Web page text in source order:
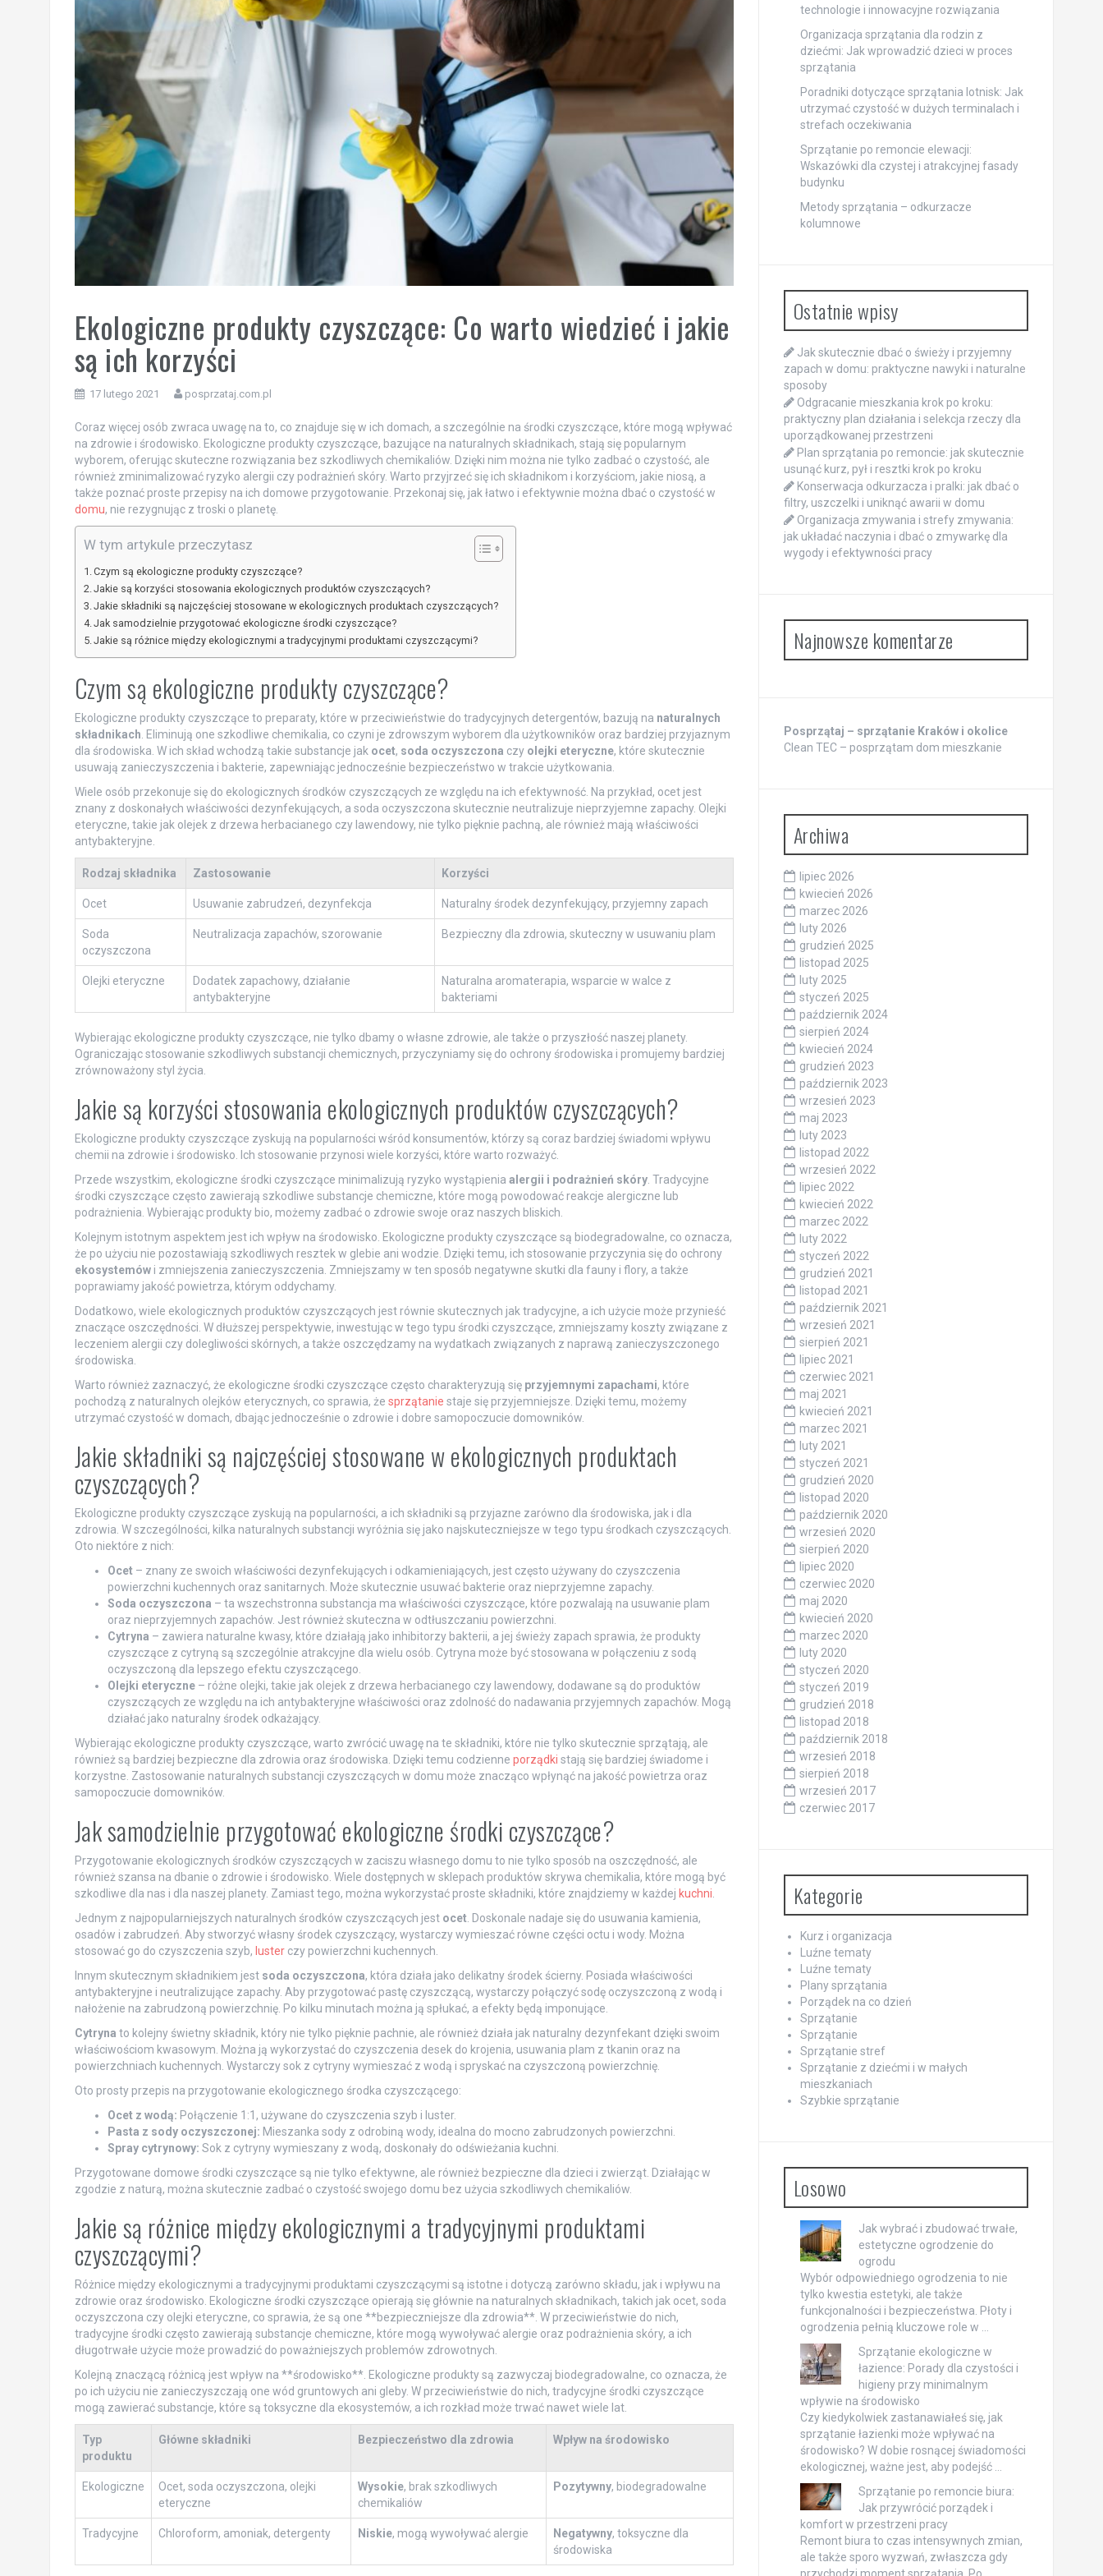
Ekologiczne produkty czyszczące: Co warto wiedzieć i jakie
są ich korzyści
17 lutego 2021 posprzataj.com.pl
Coraz więcej osób zwraca uwagę na to, co znajduje się w ich domach, a szczególnie na środki czyszczące, które mogą wpływać
na zdrowie i środowisko. Ekologiczne produkty czyszczące, bazujące na naturalnych składnikach, stają się popularnym
wyborem, oferując skuteczne rozwiązania bez szkodliwych chemikaliów. Dzięki nim można nie tylko zadbać o czystość, ale
również zminimalizować ryzyko alergii czy podrażnień skóry. Warto przyjrzeć się ich składnikom i korzyściom, jakie niosą, a
także poznać proste przepisy na ich domowe przygotowanie. Przekonaj się, jak łatwo i efektywnie można dbać o czystość w
domu, nie rezygnując z troski o planetę.
W tym artykule przeczytasz
Czym są ekologiczne produkty czyszczące?
Jakie są korzyści stosowania ekologicznych produktów czyszczących?
Jakie składniki są najczęściej stosowane w ekologicznych produktach czyszczących?
Jak samodzielnie przygotować ekologiczne środki czyszczące?
Jakie są różnice między ekologicznymi a tradycyjnymi produktami czyszczącymi?
Czym są ekologiczne produkty czyszczące?
Ekologiczne produkty czyszczące to preparaty, które w przeciwieństwie do tradycyjnych detergentów, bazują na naturalnych
składnikach . Eliminują one szkodliwe chemikalia, co czyni je zdrowszym wyborem dla użytkowników oraz bardziej przyjaznym
dla środowiska. W ich skład wchodzą takie substancje jak ocet, soda oczyszczona czy olejki eteryczne, które skutecznie
usuwają zanieczyszczenia i bakterie, zapewniając jednocześnie bezpieczeństwo w trakcie użytkowania.
Wiele osób przekonuje się do ekologicznych środków czyszczących ze względu na ich efektywność. Na przykład, ocet jest
znany z doskonałych właściwości dezynfekujących, a soda oczyszczona skutecznie neutralizuje nieprzyjemne zapachy. Olejki
eteryczne, takie jak olejek z drzewa herbacianego czy lawendowy, nie tylko pięknie pachną, ale również mają właściwości
antybakteryjne.
Rodzaj składnika Zastosowanie Korzyści
Ocet Usuwanie zabrudzeń, dezynfekcja Naturalny środek dezynfekujący, przyjemny zapach
Soda
oczyszczona
Neutralizacja zapachów, szorowanie Bezpieczny dla zdrowia, skuteczny w usuwaniu plam
Olejki eteryczne
Dodatek zapachowy, działanie
antybakteryjne
Naturalna aromaterapia, wsparcie w walce z
bakteriami
Wybierając ekologiczne produkty czyszczące, nie tylko dbamy o własne zdrowie, ale także o przyszłość naszej planety.
Ograniczając stosowanie szkodliwych substancji chemicznych, przyczyniamy się do ochrony środowiska i promujemy bardziej
zrównoważony styl życia.
Jakie są korzyści stosowania ekologicznych produktów czyszczących?
Ekologiczne produkty czyszczące zyskują na popularności wśród konsumentów, którzy są coraz bardziej świadomi wpływu
chemii na zdrowie i środowisko. Ich stosowanie przynosi wiele korzyści, które warto rozważyć.
Przede wszystkim, ekologiczne środki czyszczące minimalizują ryzyko wystąpienia alergii i podrażnień skóry. Tradycyjne
środki czyszczące często zawierają szkodliwe substancje chemiczne, które mogą powodować reakcje alergiczne lub
podrażnienia. Wybierając produkty bio, możemy zadbać o zdrowie swoje oraz naszych bliskich.
Kolejnym istotnym aspektem jest ich wpływ na środowisko. Ekologiczne produkty czyszczące są biodegradowalne, co oznacza,
że po użyciu nie pozostawiają szkodliwych resztek w glebie ani wodzie. Dzięki temu, ich stosowanie przyczynia się do ochrony
ekosystemówi zmniejszenia zanieczyszczenia. Zmniejszamy w ten sposób negatywne skutki dla fauny i flory, a także
poprawiamy jakość powietrza, którym oddychamy.
Dodatkowo, wiele ekologicznych produktów czyszczących jest równie skutecznych jak tradycyjne, a ich użycie może przynieść
znaczące oszczędności. W dłuższej perspektywie, inwestując w tego typu środki czyszczące, zmniejszamy koszty związane z
leczeniem alergii czy dolegliwości skórnych, a także oszczędzamy na wydatkach związanych z naprawą zanieczyszczonego
środowiska.
Warto również zaznaczyć, że ekologiczne środki czyszczące często charakteryzują się przyjemnymi zapachami, które
pochodzą z naturalnych olejków eterycznych, co sprawia, że sprzątanie staje się przyjemniejsze. Dzięki temu, możemy
utrzymać czystość w domach, dbając jednocześnie o zdrowie i dobre samopoczucie domowników.
Jakie składniki są najczęściej stosowane w ekologicznych produktach
czyszczących?
Ekologiczne produkty czyszczące zyskują na popularności, a ich składniki są przyjazne zarówno dla środowiska, jak i dla
zdrowia. W szczególności, kilka naturalnych substancji wyróżnia się jako najskuteczniejsze w tego typu środkach czyszczących.
Oto niektóre z nich:
Ocet– znany ze swoich właściwości dezynfekujących i odkamieniających, jest często używany do czyszczenia
powierzchni kuchennych oraz sanitarnych. Może skutecznie usuwać bakterie oraz nieprzyjemne zapachy.
Soda oczyszczona – ta wszechstronna substancja ma właściwości czyszczące, które pozwalają na usuwanie plam
oraz nieprzyjemnych zapachów. Jest również skuteczna w odtłuszczaniu powierzchni.
Cytryna – zawiera naturalne kwasy, które działają jako inhibitorzy bakterii, a jej świeży zapach sprawia, że produkty
czyszczące z cytryną są szczególnie atrakcyjne dla wielu osób. Cytryna może być stosowana w połączeniu z sodą
oczyszczoną dla lepszego efektu czyszczącego.
Olejki eteryczne– różne olejki, takie jak olejek z drzewa herbacianego czy lawendowy, dodawane są do produktów
czyszczących ze względu na ich antybakteryjne właściwości oraz zdolność do nadawania przyjemnych zapachów. Mogą
działać jako naturalny środek odkażający.
Wybierając ekologiczne produkty czyszczące, warto zwrócić uwagę na te składniki, które nie tylko skutecznie sprzątają, ale
również są bardziej bezpieczne dla zdrowia oraz środowiska. Dzięki temu codzienne porządki stają się bardziej świadome i
korzystne. Zastosowanie naturalnych substancji czyszczących w domu może znacząco wpłynąć na jakość powietrza oraz
samopoczucie domowników.
Jak samodzielnie przygotować ekologiczne środki czyszczące?
Przygotowanie ekologicznych środków czyszczących w zaciszu własnego domu to nie tylko sposób na oszczędność, ale
również szansa na dbanie o zdrowie i środowisko. Wiele dostępnych w sklepach produktów skrywa chemikalia, które mogą być
szkodliwe dla nas i dla naszej planety. Zamiast tego, można wykorzystać proste składniki, które znajdziemy w każdej kuchni
Jednym z najpopularniejszych naturalnych środków czyszczących jest ocet. Doskonale nadaje się do usuwania kamienia,
osadów i zabrudzeń. Aby stworzyć własny środek czyszczący, wystarczy wymieszać równe części octu i wody. Można
stosować go do czyszczenia szyb, lusterczy powierzchni kuchennych.
Innym skutecznym składnikiem jest soda oczyszczona, która działa jako delikatny środek ścierny. Posiada właściwości
antybakteryjne i neutralizujące zapachy. Aby przygotować pastę czyszczącą, wystarczy połączyć sodę oczyszczoną z wodą i
nałożenie na zabrudzoną powierzchnię. Po kilku minutach można ją spłukać, a efekty będą imponujące.
Cytryna to kolejny świetny składnik, który nie tylko pięknie pachnie, ale również działa jak naturalny dezynfekant dzięki swoim
właściwościom kwasowym. Można ją wykorzystać do czyszczenia desek do krojenia, usuwania plam z tkanin oraz na
powierzchniach kuchennych. Wystarczy sok z cytryny wymieszać z wodą i spryskać na czyszczoną powierzchnię.
Oto prosty przepis na przygotowanie ekologicznego środka czyszczącego:
Ocet z wodą: Połączenie 1:1, używane do czyszczenia szyb i luster.
Pasta z sody oczyszczonej: Mieszanka sody z odrobiną wody, idealna do mocno zabrudzonych powierzchni.
Spray cytrynowy: Sok z cytryny wymieszany z wodą, doskonały do odświeżania kuchni.
Przygotowane domowe środki czyszczące są nie tylko efektywne, ale również bezpieczne dla dzieci i zwierząt. Działając w
zgodzie z naturą, można skutecznie zadbać o czystość swojego domu bez użycia szkodliwych chemikaliów.
Jakie są różnice między ekologicznymi a tradycyjnymi produktami
czyszczącymi?
Różnice między ekologicznymi a tradycyjnymi produktami czyszczącymi są istotne i dotyczą zarówno składu, jak i wpływu na
zdrowie oraz środowisko. Ekologiczne środki czyszczące opierają się głównie na naturalnych składnikach, takich jak ocet, soda
oczyszczona czy olejki eteryczne, co sprawia, że są one **bezpieczniejsze dla zdrowia**. W przeciwieństwie do nich,
tradycyjne środki często zawierają substancje chemiczne, które mogą wywoływać alergie oraz podrażnienia skóry, a ich
długotrwałe użycie może prowadzić do poważniejszych problemów zdrowotnych.
Kolejną znaczącą różnicą jest wpływ na **środowisko**. Ekologiczne produkty są zazwyczaj biodegradowalne, co oznacza, że
po ich użyciu nie zanieczyszczają one wód gruntowych ani gleby. W przeciwieństwie do nich, tradycyjne środki czyszczące
mogą zawierać substancje, które są toksyczne dla ekosystemów, a ich rozkład może trwać nawet wiele lat.
Typ
produktu
Główne składniki Bezpieczeństwo dla zdrowia Wpływ na środowisko
Ekologiczne
Ocet, soda oczyszczona, olejki
eteryczne
Wysokie, brak szkodliwych
chemikaliów
Pozytywny, biodegradowalne
Tradycyjne Chloroform, amoniak, detergenty Niskie, mogą wywoływać alergie Negatywny, toksyczne dla
środowiska
technologie i innowacyjne rozwiązania
Organizacja sprzątania dla rodzin z
dziećmi: Jak wprowadzić dzieci w proces
sprzątania
Poradniki dotyczące sprzątania lotnisk: Jak
utrzymać czystość w dużych terminalach i
strefach oczekiwania
Sprzątanie po remoncie elewacji:
Wskazówki dla czystej i atrakcyjnej fasady
budynku
Metody sprzątania – odkurzacze
kolumnowe
Ostatnie wpisy
Jak skutecznie dbać o świeży i przyjemny
zapach w domu: praktyczne nawyki i naturalne
sposoby
Odgracanie mieszkania krok po kroku:
praktyczny plan działania i selekcja rzeczy dla
uporządkowanej przestrzeni
Plan sprzątania po remoncie: jak skutecznie
usunąć kurz, pył i resztki krok po kroku
Konserwacja odkurzacza i pralki: jak dbać o
filtry, uszczelki i uniknąć awarii w domu
Organizacja zmywania i strefy zmywania:
jak układać naczynia i dbać o zmywarkę dla
wygody i efektywności pracy
Najnowsze komentarze
Posprzątaj – sprzątanie Kraków i okolice
Clean TEC – posprzątam dom mieszkanie
Archiwa
lipiec 2026
kwiecień 2026
marzec 2026
luty 2026
grudzień 2025
listopad 2025
luty 2025
styczeń 2025
październik 2024
sierpień 2024
kwiecień 2024
grudzień 2023
październik 2023
wrzesień 2023
maj 2023
luty 2023
listopad 2022
wrzesień 2022
lipiec 2022
kwiecień 2022
marzec 2022
luty 2022
styczeń 2022
grudzień 2021
listopad 2021
październik 2021
wrzesień 2021
sierpień 2021
lipiec 2021
czerwiec 2021
maj 2021
kwiecień 2021
marzec 2021
luty 2021
styczeń 2021
grudzień 2020
listopad 2020
październik 2020
wrzesień 2020
sierpień 2020
lipiec 2020
czerwiec 2020
maj 2020
kwiecień 2020
marzec 2020
luty 2020
styczeń 2020
styczeń 2019
grudzień 2018
listopad 2018
październik 2018
wrzesień 2018
sierpień 2018
wrzesień 2017
czerwiec 2017
Kategorie
Kurz i organizacja
Luźne tematy
Luźne tematy
Plany sprzątania
Porządek na co dzień
Sprzątanie
Sprzątanie
Sprzątanie stref
Sprzątanie z dziećmi i w małych
mieszkaniach
Szybkie sprzątanie
Losowo
Jak wybrać i zbudować trwałe,
estetyczne ogrodzenie do
ogrodu
Wybór odpowiedniego ogrodzenia to nie
tylko kwestia estetyki, ale także
funkcjonalności i bezpieczeństwa. Płoty i
ogrodzenia pełnią kluczowe role w …
Sprzątanie ekologiczne w
łazience: Porady dla czystości i
higieny przy minimalnym
wpływie na środowisko
Czy kiedykolwiek zastanawiałeś się, jak
sprzątanie łazienki może wpływać na
środowisko? W dobie rosnącej świadomości
ekologicznej, ważne jest, aby podejść …
Sprzątanie po remoncie biura:
Jak przywrócić porządek i
komfort w przestrzeni pracy
Remont biura to czas intensywnych zmian,
ale także sporo wyzwań, zwłaszcza gdy